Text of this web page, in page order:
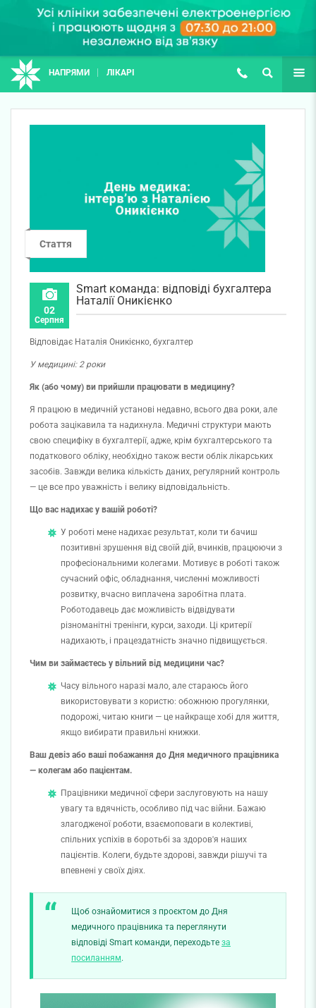
НАПРЯМИ ЛІКАРІ (067) 127-03-03
ПОШУК ЩЕ
Стаття
02
Серпня
Smart команда: відповіді бухгалтера
Наталії Оникієнко
Відповідає Наталія Оникієнко, бухгалтер
У медицині: 2 роки
Як (або чому) ви прийшли працювати в медицину?
Я працюю в медичній установі недавно, всього два роки, але
робота зацікавила та надихнула. Медичні структури мають
свою специфіку в бухгалтерії, адже, крім бухгалтерського та
податкового обліку, необхідно також вести облік лікарських
засобів. Завжди велика кількість даних, регулярний контроль
— це все про уважність і велику відповідальність.
Що вас надихає у вашій роботі?
У роботі мене надихає результат, коли ти бачиш
позитивні зрушення від своїй дій, вчинків, працюючи з
професіональними колегами. Мотивує в роботі також
сучасний офіс, обладнання, численні можливості
розвитку, вчасно виплачена заробітна плата.
Роботодавець дає можливість відвідувати
різноманітні тренінги, курси, заходи. Ці критерії
надихають, і працездатність значно підвищується.
Чим ви займаєтесь у вільний від медицини час?
Часу вільного наразі мало, але стараюсь його
використовувати з користю: обожнюю прогулянки,
подорожі, читаю книги — це найкраще хобі для життя,
якщо вибирати правильні книжки.
Ваш девіз або ваші побажання до Дня медичного працівника
— колегам або пацієнтам.
Працівники медичної сфери заслуговують на нашу
увагу та вдячність, особливо під час війни. Бажаю
злагодженої роботи, взаємоповаги в колективі,
спільних успіхів в боротьбі за здоров'я наших
пацієнтів. Колеги, будьте здорові, завжди рішучі та
впевнені у своїх діях.
Щоб ознайомитися з проєктом до Дня
медичного працівника та переглянути
відповіді Smart команди, переходьте за
посиланням.